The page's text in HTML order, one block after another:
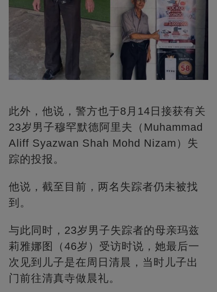
此外，他说，警方也于8月14日接获有关
23岁男子穆罕默德阿里夫（Muhammad
Aliff Syazwan Shah Mohd Nizam）失
踪的投报。
他说，截至目前，两名失踪者仍未被找
到。
与此同时，23岁男子失踪者的母亲玛兹
莉雅娜图（46岁）受访时说，她最后一
次见到儿子是在周日清晨，当时儿子出
门前往清真寺做晨礼。